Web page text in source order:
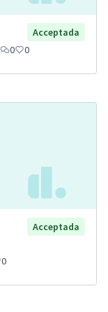
Acceptada
0 0
Acceptada
0